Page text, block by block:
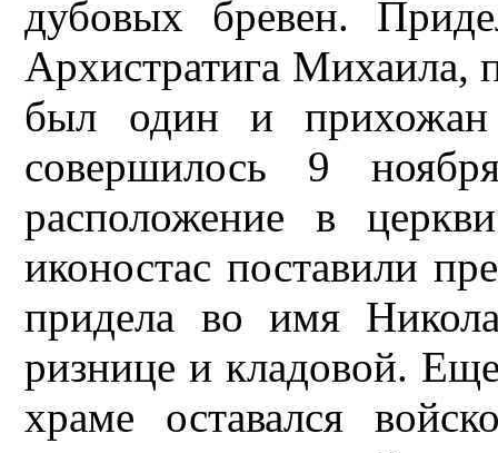
дубовых бревен.
Архистратига Михаила,
был один и прихожан
совершилось 9
расположение в
иконостас поставили
придела во имя
ризнице и кладовой.
храме оставался